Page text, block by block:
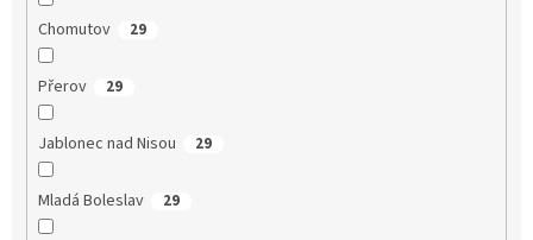
Chomutov 29
Přerov 29
Jablonec nad Nisou 29
Mladá Boleslav 29